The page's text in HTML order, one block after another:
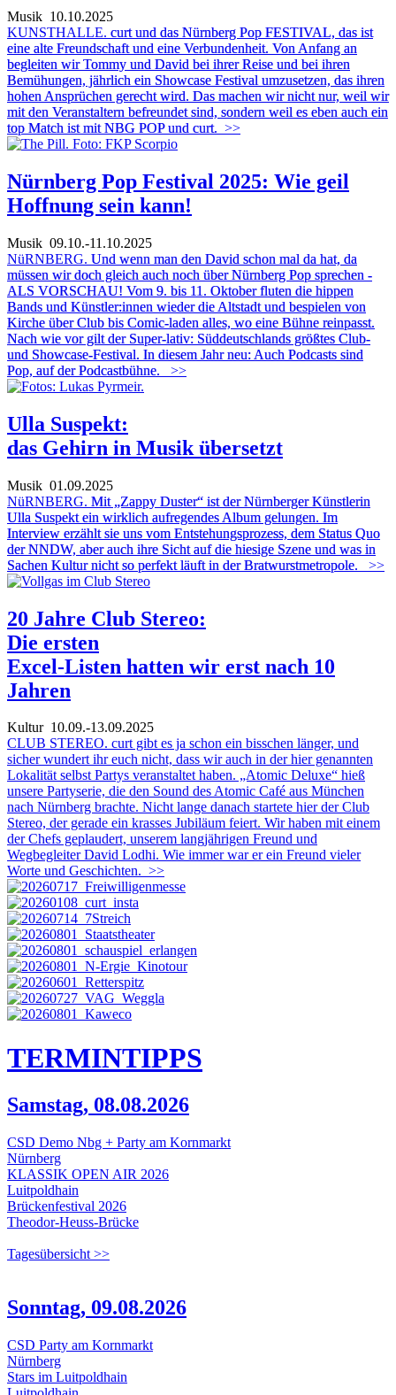
Musik 10.10.2025
KUNSTHALLE. curt und das Nürnberg Pop FESTIVAL, das ist
eine alte Freundschaft und eine Verbundenheit. Von Anfang an
begleiten wir Tommy und David bei ihrer Reise und bei ihren
Bemühungen, jährlich ein Showcase Festival umzusetzen, das ihren
hohen Ansprüchen gerecht wird. Das machen wir nicht nur, weil wir
mit den Veranstaltern befreundet sind, sondern weil es eben auch ein
top Match ist mit NBG POP und curt. >>
Nürnberg Pop Festival 2025: Wie geil
Hoffnung sein kann!
Musik 09.10.-11.10.2025
NüRNBERG. Und wenn man den David schon mal da hat, da
müssen wir doch gleich auch noch über Nürnberg Pop sprechen -
ALS VORSCHAU! Vom 9. bis 11. Oktober fluten die hippen
Bands und Künstler:innen wieder die Altstadt und bespielen von
Kirche über Club bis Comic-laden alles, wo eine Bühne reinpasst.
Nach wie vor gilt der Super-lativ: Süddeutschlands größtes Club-
und Showcase-Festival. In diesem Jahr neu: Auch Podcasts sind
Pop, auf der Podcastbühne.
>>
Ulla Suspekt:
das Gehirn in Musik übersetzt
Musik 01.09.2025
NüRNBERG. Mit „Zappy Duster“ ist der Nürnberger Künstlerin
Ulla Suspekt ein wirklich aufregendes Album gelungen. Im
Interview erzählt sie uns vom Entstehungsprozess, dem Status Quo
der NNDW, aber auch ihre Sicht auf die hiesige Szene und was in
Sachen Kultur nicht so perfekt läuft in der Bratwurstmetropole.
>>
20 Jahre Club Stereo:
Die ersten
Excel-Listen hatten wir erst nach 10
Jahren
Kultur10.09.-13.09.2025
CLUB STEREO. curt gibt es ja schon ein bisschen länger, und
sicher wundert ihr euch nicht, dass wir auch in der hier genannten
Lokalität selbst Partys veranstaltet haben. „Atomic Deluxe“ hieß
unsere Partyserie, die den Sound des Atomic Café aus München
nach Nürnberg brachte. Nicht lange danach startete hier der Club
Stereo, der gerade ein krasses Jubiläum feiert. Wir haben mit einem
der Chefs geplaudert, unserem langjährigen Freund und
Wegbegleiter David Lodhi. Wie immer war er ein Freund vieler
Worte und Geschichten. >>
TERMINTIPPS
Samstag, 08.08.2026
CSD Demo Nbg + Party am Kornmarkt
Nürnberg
KLASSIK OPEN AIR 2026
Luitpoldhain
Brückenfestival 2026
Theodor-Heuss-Brücke
Tagesübersicht >>
Sonntag, 09.08.2026
CSD Party am Kornmarkt
Nürnberg
Stars im Luitpoldhain